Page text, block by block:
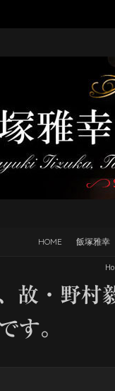
HOME 飯塚雅幸
故・野村
す。